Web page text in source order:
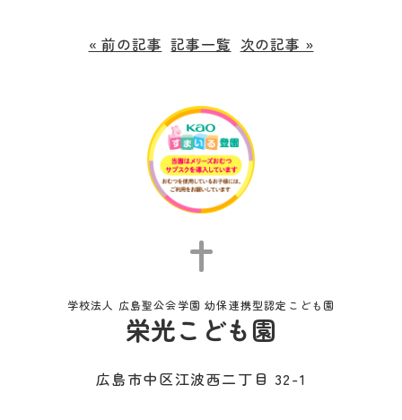
« 前の記事 記事一覧 次の記事 »
学校法人 広島聖公会学園 幼保連携型認定こども園
栄光こども園
広島市中区江波西二丁目 32-1